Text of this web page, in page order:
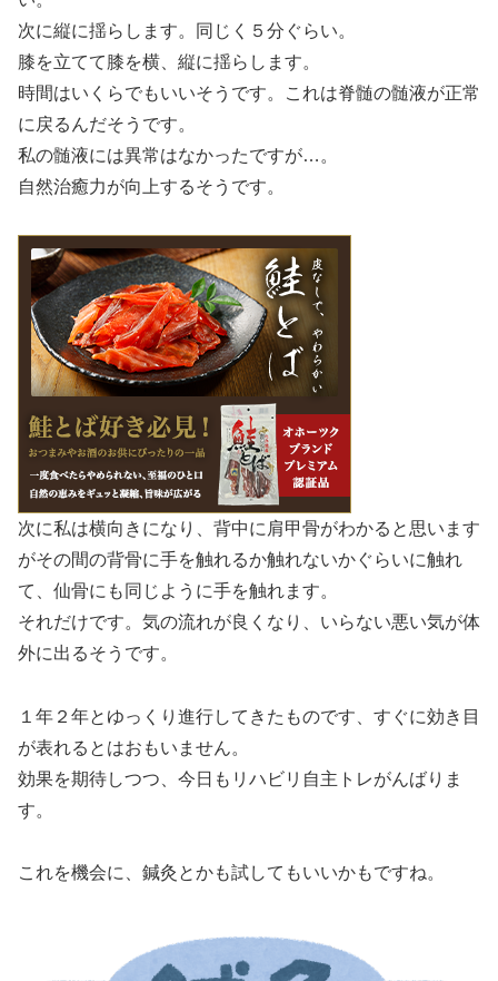
次に縦に揺らします。同じく５分ぐらい。
膝を立てて膝を横、縦に揺らします。
時間はいくらでもいいそうです。これは脊髄の髄液が正常
に戻るんだそうです。
私の髄液には異常はなかったですが…。
自然治癒力が向上するそうです。
次に私は横向きになり、背中に肩甲骨がわかると思います
がその間の背骨に手を触れるか触れないかぐらいに触れ
て、仙骨にも同じように手を触れます。
それだけです。気の流れが良くなり、いらない悪い気が体
外に出るそうです。
１年２年とゆっくり進行してきたものです、すぐに効き目
が表れるとはおもいません。
効果を期待しつつ、今日もリハビリ自主トレがんばりま
す。
これを機会に、鍼灸とかも試してもいいかもですね。